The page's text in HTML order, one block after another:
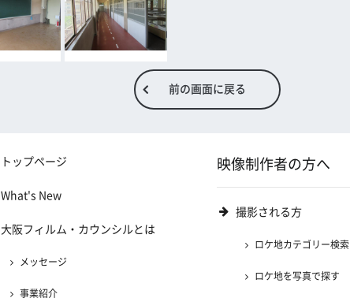
前の画面に戻る
トップページ
What's New
大阪フィルム・カウンシルとは
メッセージ
事業紹介
映像制作者の方へ
撮影される方
ロケ地カテゴリー検索
ロケ地を写真で探す